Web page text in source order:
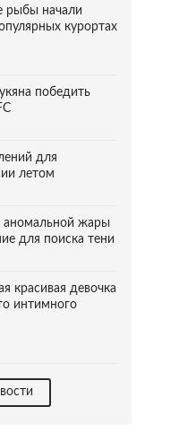
рыбы начали
курортах
победить
для
летом
аномальной жары
для поиска тени
красивая девочка
интимного